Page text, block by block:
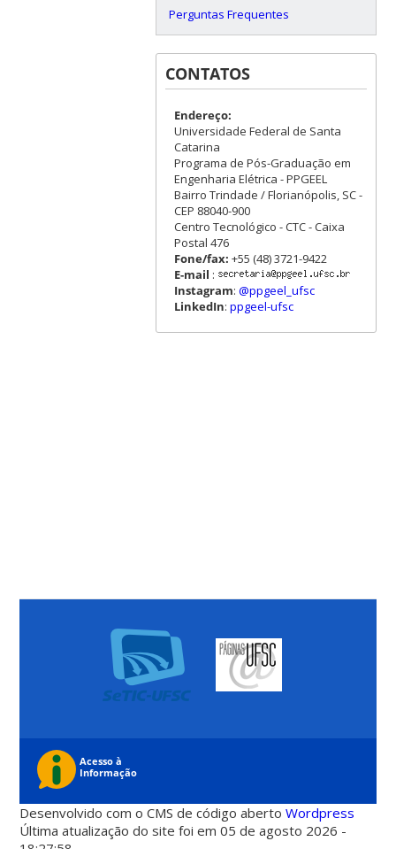
Perguntas Frequentes
CONTATOS
Endereço:
Universidade Federal de Santa
Catarina
Programa de Pós-Graduação em
Engenharia Elétrica - PPGEEL
Bairro Trindade / Florianópolis, SC -
CEP 88040-900
Centro Tecnológico - CTC - Caixa
Postal 476
Fone/fax: +55 (48) 3721-9422
E-mail :
Instagram: @ppgeel_ufsc
LinkedIn: ppgeel-ufsc
Desenvolvido com o CMS de código abertoWordpress
Última atualização do site foi em 05 de agosto 2026 -